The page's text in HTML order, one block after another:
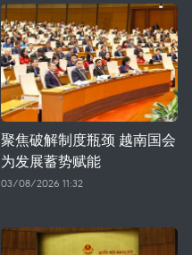
聚焦破解制度瓶颈 越南国会
为发展蓄势赋能
03/08/2026 11:32